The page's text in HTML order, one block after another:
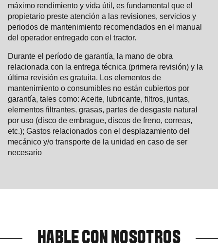
máximo rendimiento y vida útil, es fundamental que el
propietario preste atención a las revisiones, servicios y
periodos de mantenimiento recomendados en el manual
del operador entregado con el tractor.
Durante el período de garantía, la mano de obra
relacionada con la entrega técnica (primera revisión) y la
última revisión es gratuita. Los elementos de
mantenimiento o consumibles no están cubiertos por
garantía, tales como: Aceite, lubricante, filtros, juntas,
elementos filtrantes, grasas, partes de desgaste natural
por uso (disco de embrague, discos de freno, correas,
etc.); Gastos relacionados con el desplazamiento del
mecánico y/o transporte de la unidad en caso de ser
necesario
HABLE CON NOSOTROS